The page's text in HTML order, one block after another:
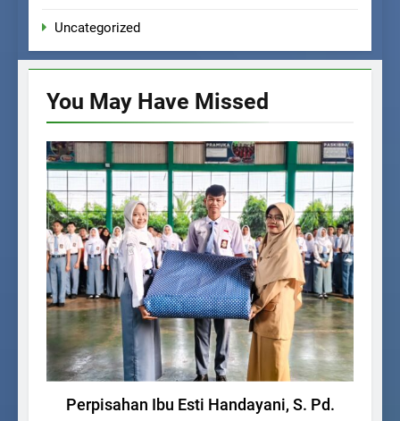
Uncategorized
You May Have Missed
UNCATEGORIZED
Perpisahan Ibu Esti Handayani, S. Pd.